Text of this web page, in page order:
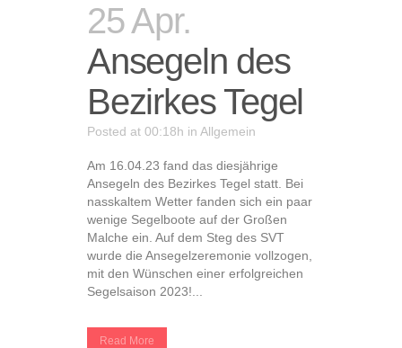
25 Apr.
Ansegeln des
Bezirkes Tegel
Posted at 00:18h in Allgemein
Am 16.04.23 fand das diesjährige
Ansegeln des Bezirkes Tegel statt. Bei
nasskaltem Wetter fanden sich ein paar
wenige Segelboote auf der Großen
Malche ein. Auf dem Steg des SVT
wurde die Ansegelzeremonie vollzogen,
mit den Wünschen einer erfolgreichen
Segelsaison 2023!...
Read More